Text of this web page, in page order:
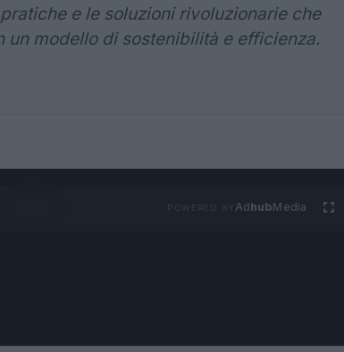
e le soluzioni rivoluzionarie che
modello di sostenibilità e efficienza.
AdhubMedia